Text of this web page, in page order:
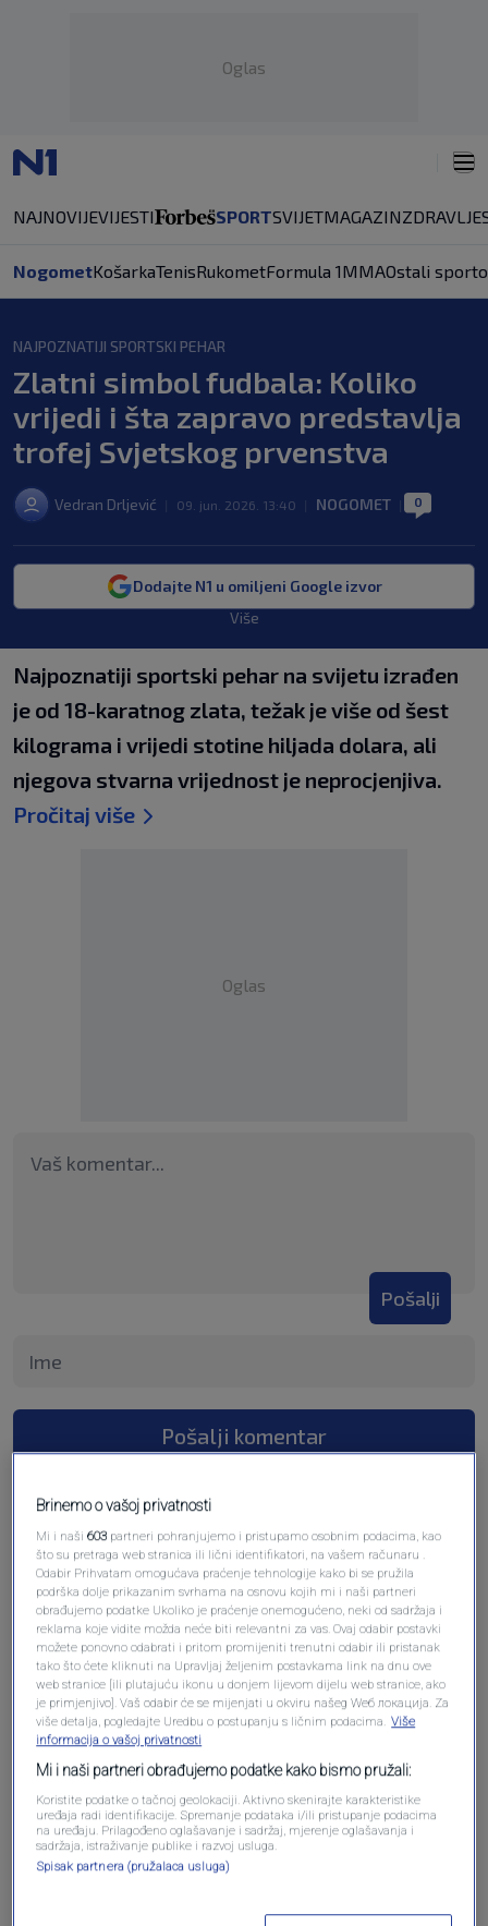
Oglas
NAJNOVIJEVIJESTI SPORTSVIJETMAGAZINZDRAVLJE
NogometKošarkaTenisRukometFormula 1MMAOstali
NAJPOZNATIJI SPORTSKI PEHAR
Zlatni simbol fudbala: Koliko
vrijedi i šta zapravo predstavlja
trofej Svjetskog prvenstva
Vedran Drljević 09. jun. 2026. 13:40 NOGOMET 0
Dodajte N1 u omiljeni Google izvor
Više
Najpoznatiji sportski pehar na svijetu izrađen
je od 18-karatnog zlata, težak je više od šest
kilograma i vrijedi stotine hiljada dolara, ali
njegova stvarna vrijednost je neprocjenjiva.
Pročitaj više
Oglas
Pošalji
Pošalji komentar
Oglas
Brinemo o vašoj privatnosti
Mi i naši603 partneri pohranjujemo i pristupamo osobnim podacima, kao
što su pretraga web stranica ili lični identifikatori, na vašem računaru .
Odabir Prihvatam omogućava praćenje tehnologije kako bi se pružila
podrška dolje prikazanim svrhama na osnovu kojih mi i naši partneri
obrađujemo podatke Ukoliko je praćenje onemogućeno, neki od sadržaja i
reklama koje vidite možda neće biti relevantni za vas. Ovaj odabir postavki
možete ponovno odabrati i pritom promijeniti trenutni odabir ili pristanak
tako što ćete kliknuti na Upravljaj željenim postavkama link na dnu ove
web stranice [ili plutajuću ikonu u donjem lijevom dijelu web stranice, ako
je primjenjivo]. Vaš odabir će se mijenjati u okviru našeg Wеб локација. Za
više detalja, pogledajte Uredbu o postupanju s ličnim podacima. Više
informacija o vašoj privatnosti
Mi i naši partneri obrađujemo podatke kako bismo pružali:
Koristite podatke o tačnoj geolokaciji. Aktivno skenirajte karakteristike
uređaja radi identifikacije. Spremanje podataka i/ili pristupanje podacima
na uređaju. Prilagođeno oglašavanje i sadržaj, mjerenje oglašavanja i
sadržaja, istraživanje publike i razvoj usluga.
Spisak partnera (pružalaca usluga)